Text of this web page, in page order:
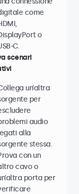
come
o
C.
scenari
un’altra
per
audio
alla
stessa.
con un
cavo o
porta per